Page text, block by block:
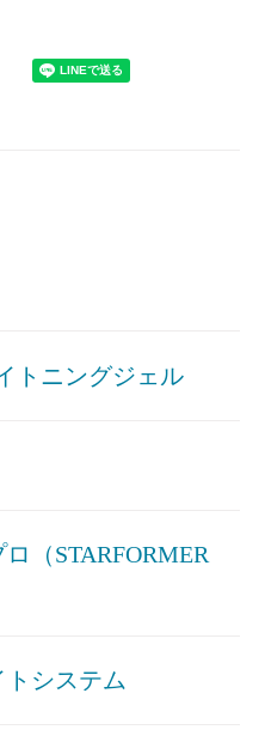
トニングジェル
（STARFORMER
トシステム